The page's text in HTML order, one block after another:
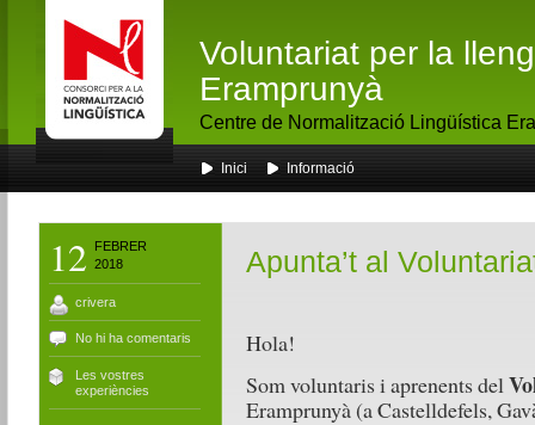
Voluntariat per la
Eramprunyà
Centre de Normalització Lingüística
Inici Informació
12
FEBRER
2018
crivera
No hi ha comentaris
Les vostres
experiències
Apunta’t al
Hola!
Som voluntaris i aprenents del
Eramprunyà (a Castelldefels,